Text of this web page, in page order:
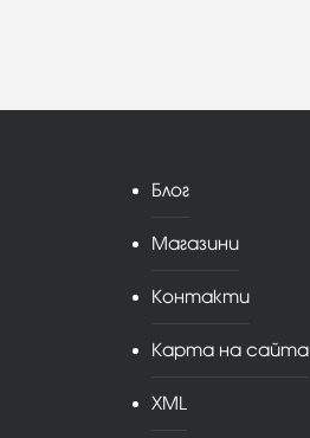
Блог
Магазини
Контакти
Карта на сайта
XML